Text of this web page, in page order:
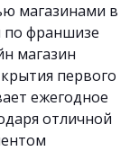
магазинами в
по франшизе
магазин
первого
ежегодное
отличной